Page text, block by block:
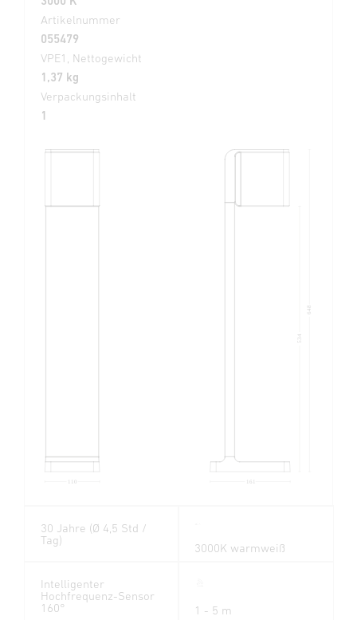
Artikelnummer
055479
VPE1, Nettogewicht
1,37 kg
Verpackungsinhalt
1
161
110
534
648
30 Jahre (Ø 4,5 Std /
Tag)
3000K warmweiß
Intelligenter
Hochfrequenz-Sensor
160°
1 - 5 m